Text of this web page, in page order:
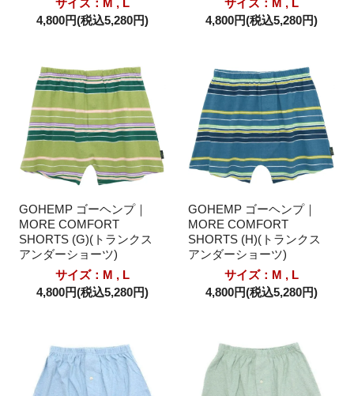
サイズ：M , L
4,800円(税込5,280円)
サイズ：M , L
4,800円(税込5,280円)
GOHEMP ゴーヘンプ｜
MORE COMFORT
SHORTS (G)(トランクス
アンダーショーツ)
サイズ：M , L
4,800円(税込5,280円)
GOHEMP ゴーヘンプ｜
MORE COMFORT
SHORTS (H)(トランクス
アンダーショーツ)
サイズ：M , L
4,800円(税込5,280円)